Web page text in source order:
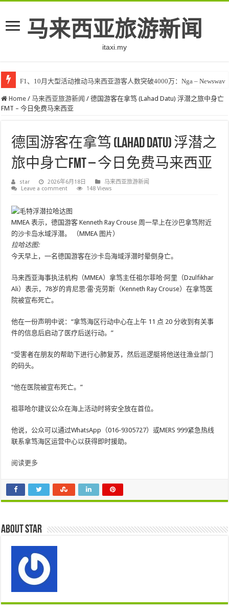
马来西亚旅游新闻
itaxi.my
F1、10月大型活动推动马来西亚游客人数突破4000万：Nga – Newswav
Home / 马来西亚旅游新闻 / 德国游客在拿笃 (Lahad Datu) 浮潜之旅中身亡
FMT – 今日免费马来西亚
德国游客在拿笃 (Lahad Datu) 浮潜之
旅中身亡FMT – 今日免费马来西亚
star 2026年6月18日
马来西亚旅游新闻
Leave a comment
148 Views
MMEA 表示，德国游客 Kenneth Ray Crouse 周一早上在沙巴拿笃附近
的沙卡岛水域浮潜。 （MMEA 图片）
拉哈达图:
今天早上，一名德国游客在沙卡岛海域浮潜时晕倒身亡。
马来西亚海事执法机构（MMEA）拿笃主任祖尔菲哈·阿里（Dzulfikhar
Ali）表示，78岁的肯尼思·雷·克劳斯（Kenneth Ray Crouse）在拿笃医
院被宣布死亡。
他在一份声明中说：“拿笃海区行动中心在上午 11 点 20 分收到有关事
件的信息后启动了医疗后送行动。”
“受害者在朋友的帮助下进行心肺复苏，然后巡逻艇将他送往渔业部门
的码头。
“他在医院被宣布死亡。”
祖菲哈尔建议公众在海上活动时将安全放在首位。
他说，公众可以通过WhatsApp（016-9305727）或MERS 999紧急热线
联系拿笃海区运营中心以获得即时援助。
阅读更多
About star